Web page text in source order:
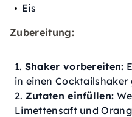
Eis
Zubereitung:
Shaker vorbereiten:
in einen Cocktailshaker
Zutaten einfüllen:
Limettensaft und